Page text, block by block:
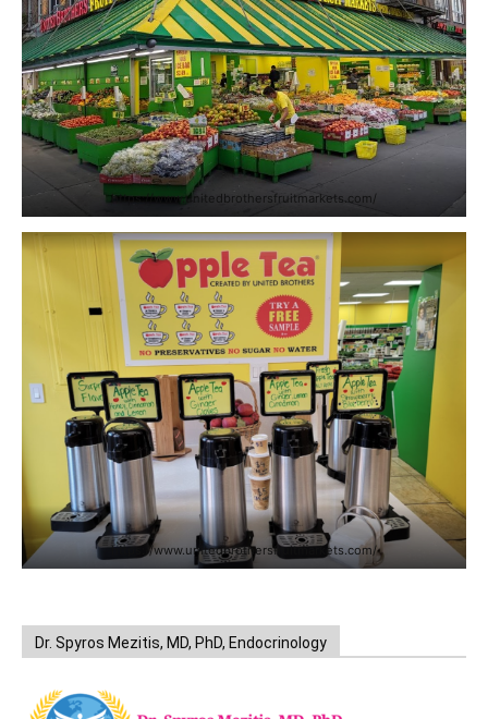
https://www.unitedbrothersfruitmarkets.com/
https://www.unitedbrothersfruitmarkets.com/
Dr. Spyros Mezitis, MD, PhD, Endocrinology